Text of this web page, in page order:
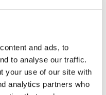
and ads, to
to analyse our traffic.
your use of our site with
analytics partners who
の10原則
：国際的に宣言されている人